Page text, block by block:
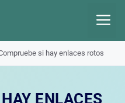
si hay enlaces rotos
ENLACES